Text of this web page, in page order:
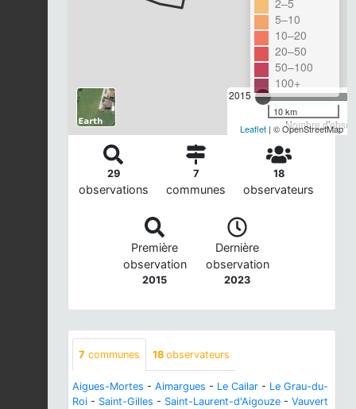
2015
Nombre
5–10
10–20
20–50
50–100
100+
10 km
Leaflet | © OpenStreetMap
29
observations
7
communes
18
observateurs
Première
observation
2015
Dernière
observation
2023
7 communes 18 observateurs
Aigues-Mortes - Aimargues - Le Cailar - Le Grau-du-
Roi - Saint-Gilles - Saint-Laurent-d'Aigouze - Vauvert